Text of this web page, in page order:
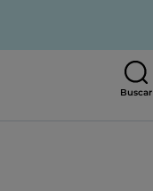
Buscar